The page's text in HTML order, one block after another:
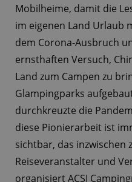
Mobilheime, damit die
im eigenen Land Urlaub
dem Corona-Ausbruch
ernsthaften Versuch,
Land zum Campen zu
Glampingparks
durchkreuzte die
diese Pionierarbeit ist
sichtbar, das inzwischen
Reiseveranstalter und
organisiert ACSI